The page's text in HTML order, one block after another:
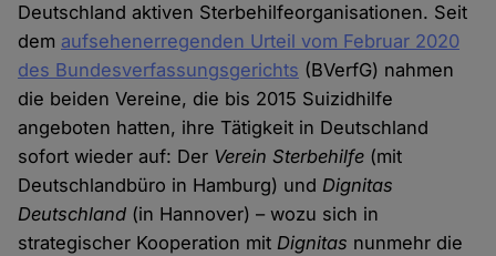
Deutschland aktiven Sterbehilfeorganisationen. Seit
dem aufsehenerregenden Urteil vom Februar 2020
des Bundesverfassungsgerichts (BVerfG) nahmen
die beiden Vereine, die bis 2015 Suizidhilfe
angeboten hatten, ihre Tätigkeit in Deutschland
sofort wieder auf: Der Verein Sterbehilfe (mit
Deutschlandbüro in Hamburg) undDignitas
Deutschland (in Hannover) – wozu sich in
strategischer Kooperation mitDignitas nunmehr die